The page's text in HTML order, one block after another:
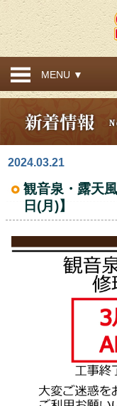
MENU ▼
2024.03.21
観音泉・露天
日(月)】